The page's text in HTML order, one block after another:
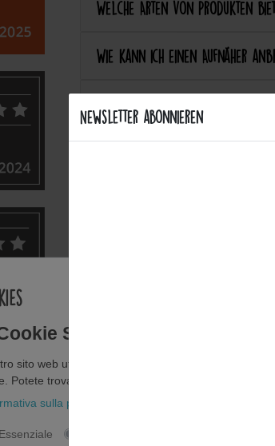
Newsletter abonnieren
Welche Arten von Produkten
Wie kann ich einen Aufnäher
sito web utilizza i cookie. Alcuni di essi sono
Potete trovare ulteriori informazioni sul nostro
sulla privacy
Essenziale